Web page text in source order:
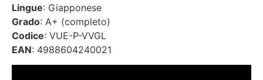
Lingue: Giapponese
Grado: A+ (completo)
Codice: VUE-P-VVGL
EAN: 4988604240021